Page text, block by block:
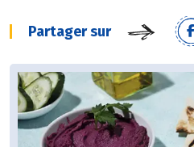
Partager sur